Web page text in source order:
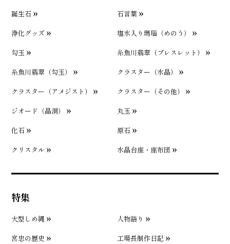
誕生石
石言葉
浄化グッズ
塩水入り瑪瑙（めのう）
勾玉
糸魚川翡翠（ブレスレット）
糸魚川翡翠（勾玉）
クラスター（水晶）
クラスター（アメジスト）
クラスター（その他）
ジオード（晶洞）
丸玉
化石
原石
クリスタル
水晶台座・座布団
特集
大型しめ縄
人物語り
宮忠の歴史
工場長制作日記